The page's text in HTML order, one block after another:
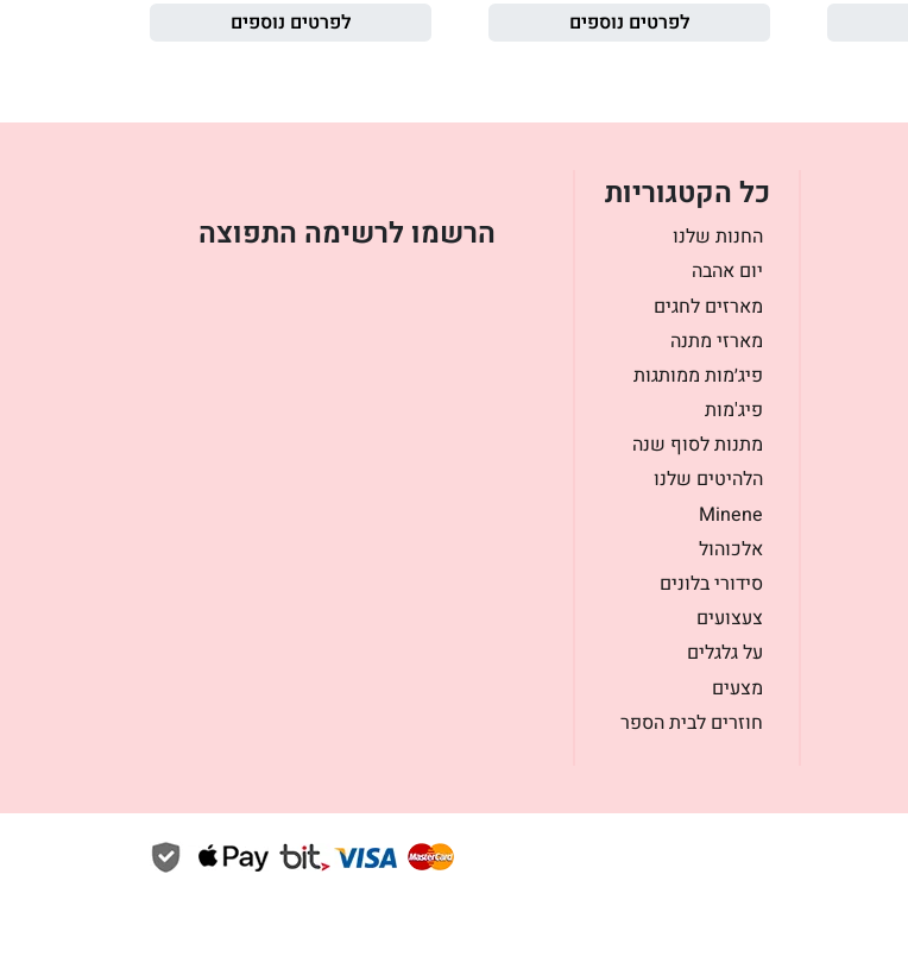
לפרטים נוספים
לפרטים נוספים
כל הקטגוריות
החנות שלנו
יום אהבה
מארזים לחגים
מארזי מתנה
פיג׳מות ממותגות
פיג'מות
מתנות לסוף שנה
הלהיטים שלנו
Minene
אלכוהול
סידורי בלונים
צעצועים
על גלגלים
מצעים
חוזרים לבית הספר
הרשמו לרשימה התפוצה